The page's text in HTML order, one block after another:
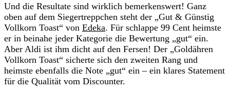
Und die Resultate sind wirklich bemerkenswert! Ganz
oben auf dem Siegertreppchen steht der „Gut & Günstig
Vollkorn Toast“ von Edeka. Für schlappe 99 Cent heimste
er in beinahe jeder Kategorie die Bewertung „gut“ ein.
Aber Aldi ist ihm dicht auf den Fersen! Der „Goldähren
Vollkorn Toast“ sicherte sich den zweiten Rang und
heimste ebenfalls die Note „gut“ ein – ein klares Statement
für die Qualität vom Discounter.